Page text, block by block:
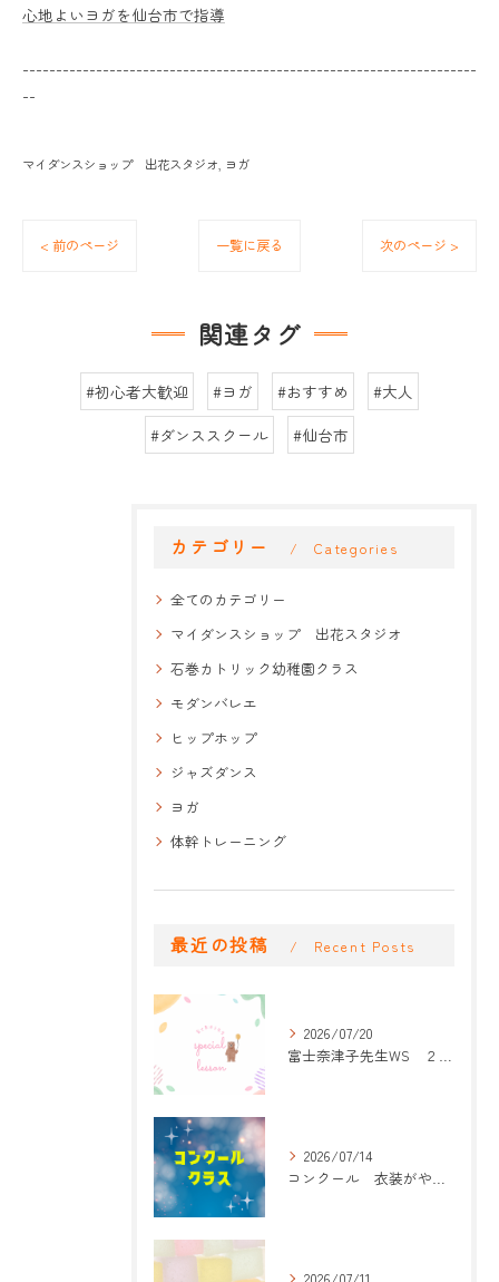
心地よいヨガを仙台市で指導
--------------------------------------------------------------------
--
マイダンスショップ 出花スタジオ ヨガ
< 前のページ 一覧に戻る 次のページ >
関連タグ
#初心者大歓迎 #ヨガ #おすすめ
#大人
#ダンススクール
#仙台市
カテゴリー Categories
全てのカテゴリー
マイダンスショップ 出花スタジオ
石巻カトリック幼稚園クラス
モダンバレエ
ヒップホップ
ジャズダンス
ヨガ
体幹トレーニング
最近の投稿 Recent Posts
2026/07/20
富士奈津子先生WS ２回目
2026/07/14
コンクール 衣装がやって来た！